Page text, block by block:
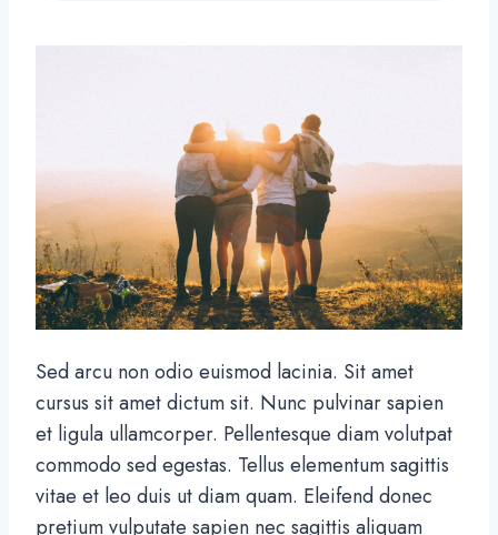
Sed arcu non odio euismod lacinia. Sit amet
cursus sit amet dictum sit. Nunc pulvinar sapien
et ligula ullamcorper. Pellentesque diam volutpat
commodo sed egestas. Tellus elementum sagittis
vitae et leo duis ut diam quam. Eleifend donec
pretium vulputate sapien nec sagittis aliquam